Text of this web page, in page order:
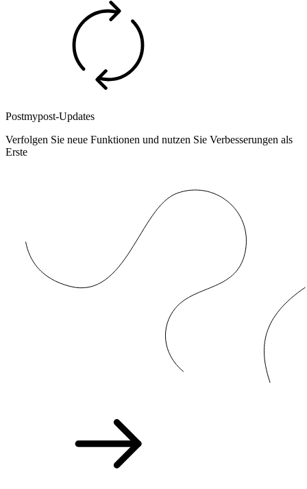
Postmypost-Updates
Verfolgen Sie neue Funktionen und nutzen Sie Verbesserungen als
Erste